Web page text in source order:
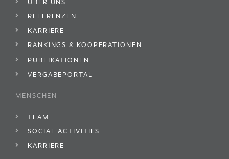
ÜBER UNS
REFERENZEN
KARRIERE
RANKINGS & KOOPERATIONEN
PUBLIKATIONEN
VERGABEPORTAL
MENSCHEN
TEAM
SOCIAL ACTIVITIES
KARRIERE